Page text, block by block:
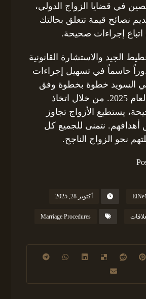
في قضايا الزواج الدولي،
نصائح قيمة تتعلق بحالتك
إجراءات صحيحة.
الجيد والاستشارة القانونية
حاسماً في تسهيل إجراءات
السويد خطوة بخطوة وفق
أحدث القوانين لعام 2025. من خلال اتخاذ
يستطيع الأزواج تجاوز
أهدافهم. نتمنى للجميع كل
نحو الزواج الناجح.
أكتوبر 28, 2025
Marriage Procedures